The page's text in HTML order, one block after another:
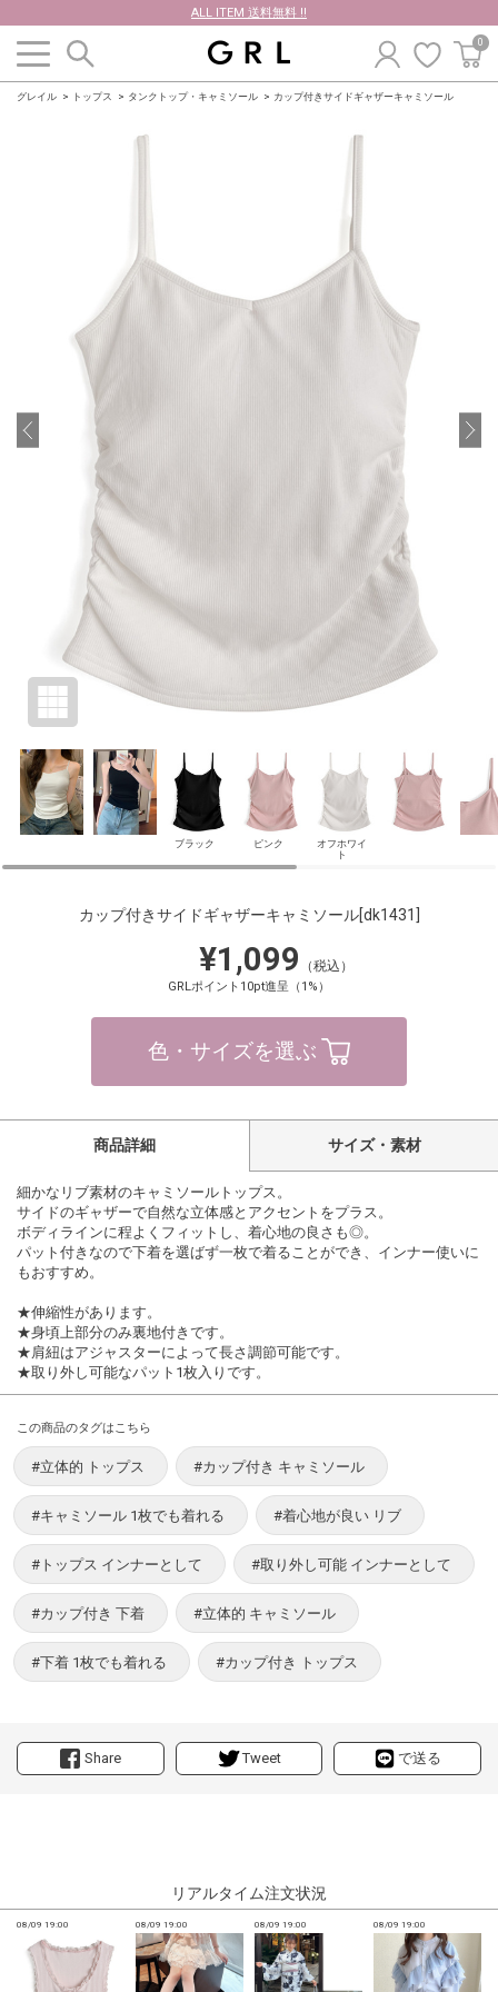
ALL ITEM 送料無料 !!
0
グレイル トップス タンクトップ・キャミソール カップ付きサイドギャザーキャミソール
ブラック ピンク
オフホワイ
ト
カップ付きサイドギャザーキャミソール[dk1431]
¥1,099 （税込）
GRLポイント10pt進呈（1%）
色・サイズを選ぶ
Share Tweet で送る
商品詳細 サイズ・素材
細かなリブ素材のキャミソールトップス。
サイドのギャザーで自然な立体感とアクセントをプラス。
ボディラインに程よくフィットし、着心地の良さも◎。
パット付きなので下着を選ばず一枚で着ることができ、インナー使いに
もおすすめ。
★伸縮性があります。
★身頃上部分のみ裏地付きです。
★肩紐はアジャスターによって長さ調節可能です。
★取り外し可能なパット1枚入りです。
この商品のタグはこちら
#立体的 トップス #カップ付き キャミソール
#キャミソール 1枚でも着れる #着心地が良い リブ
#トップス インナーとして #取り外し可能 インナーとして
#カップ付き 下着 #立体的 キャミソール
#下着 1枚でも着れる #カップ付き トップス
リアルタイム注文状況
08/09 19:00 08/09 19:00 08/09 19:00 08/09 19:00